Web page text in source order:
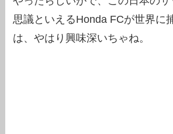
思議といえるHonda FCが世界に
は、やはり興味深いちゃね。